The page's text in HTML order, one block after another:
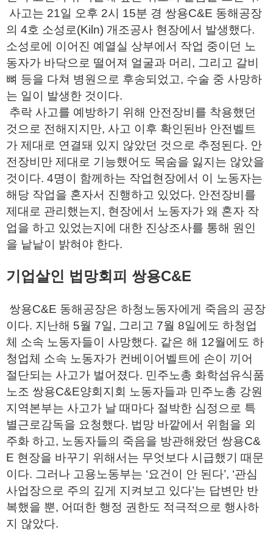
사고는 21일 오후 2시 15분 경 쌍용C&E 동해공장
의 4호 소성로(Kiln) 개조공사 현장에서 발생했다.
소성로에 이어진 예열실 상부에서 작업 중이던 노
동자가 바닥으로 떨어져 얼굴과 머리, 그리고 갈비
뼈 등을 다쳐 병원으로 후송되었고, 수술 중 사망하
는 일이 발생한 것이다.
추락 사고를 예방하기 위해 안전장비를 착용했던
것으로 전해지지만, 사고 이후 확인된바 안전벨트
가 제대로 연결돼 있지 않았던 것으로 추정된다. 안
전장비만 제대로 기능했어도 목숨을 잃지는 않았을
것이다. 4명이 함께하는 작업현장에서 이 노동자는
해당 작업을 혼자서 진행하고 있었다. 안전장비를
제대로 관리했는지, 현장에서 노동자가 왜 혼자 작
업을 하고 있었는지에 대한 진상조사를 통해 원인
을 낱낱이 밝혀야 한다.
기업살인 법망회피 쌍용C&E
쌍용C&E 동해공장은 하청노동자에게 죽음의 공장
이다. 지난해 5월 7일, 그리고 7월 8일에도 하청업
체 소속 노동자들이 사망했다. 같은 해 12월에도 하
청업체 소속 노동자가 컨베이어벨트에 손이 끼어
절단되는 사고가 벌어졌다. 민주노총 화학섬유식품
노조 쌍용C&E양회지회 노동자들과 민주노총 강원
지역본부는 사고가 날 때마다 절박한 심정으로 특
별근로감독을 요청했다. 법망 바깥에서 위험을 외
주화 하고, 노동자들의 죽음을 방관해왔던 쌍용C&
E 현장을 바꾸기 위해서는 무엇보다 시급했기 때문
이다. 그러나 고용노동부는 ‘요건이 안 된다’, ‘관심
사업장으로 주의 깊게 지켜보고 있다’는 답변만 반
복했을 뿐, 어떠한 행정 권한도 적극적으로 행사하
지 않았다.